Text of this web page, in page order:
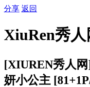
分享 返回
XiuRen秀人
[XIUREN秀人网
妍小公主